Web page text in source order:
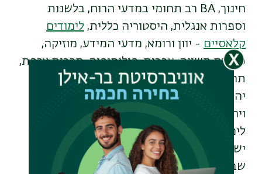
חינוך, BA רב תחומי במדעי הרוח, בלשנות
וספרות אנגלית, היסטוריה כללית, לימודים
קלאסיים - יוון ורומא, מדעי המידע, מוזיקה,
ספרות משווה, ערבית, פילוסופיה, תרבות צרפת,
תרגום וחקר התרגום, לימודי אסיה, פילוסופיה
יהודית,
לימודי המזרח התיכון, תולדות ישראל
ויהדות זמננו, לשון עברית ולשונות שמיות,
לימודי ארץ ישראל וארכיאולוגיה, ספרות עם
ישראל, אמנות יהודית, תנ"ך, תלמוד ותורה
שבעל-פה, מסלול רב-תחומי למדעי היהדות.